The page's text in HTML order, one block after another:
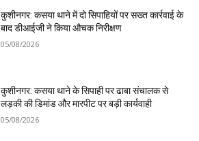
कुशीनगर: कसया थाने में दो सिपाहियों पर सख्त कार्रवाई के
बाद डीआईजी ने किया औचक निरीक्षण
05/08/2026
कुशीनगर: कसया थाने के सिपाही पर ढाबा संचालक से
लड़की की डिमांड और मारपीट पर बड़ी कार्यवाही
05/08/2026